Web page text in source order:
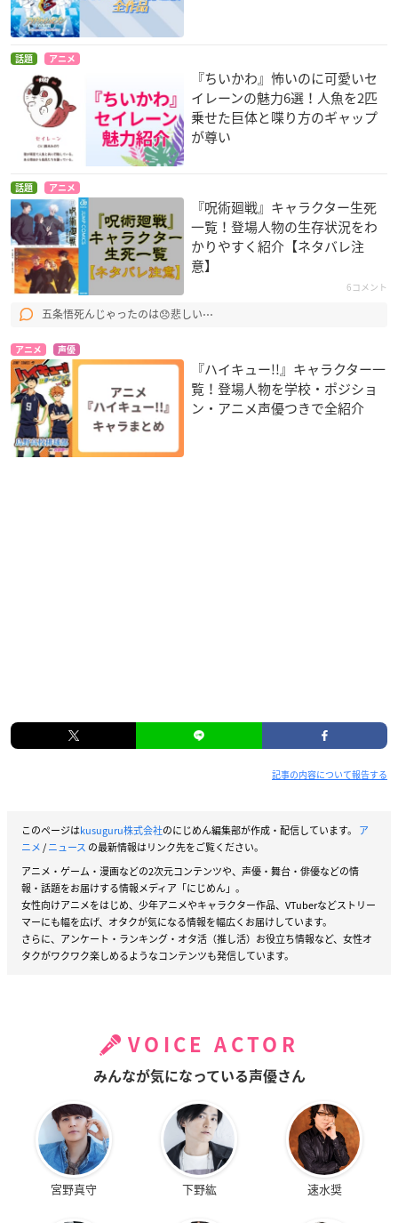
話題 アニメ
『ちいかわ』怖いのに可愛いセ
イレーンの魅力6選！人魚を2匹
乗せた巨体と喋り方のギャップ
が尊い
話題 アニメ
『呪術廻戦』キャラクター生死
一覧！登場人物の生存状況をわ
かりやすく紹介【ネタバレ注
意】
6コメント
五条悟死んじゃったのは😞悲しい⋯
アニメ 声優
『ハイキュー!!』キャラクター一
覧！登場人物を学校・ポジショ
ン・アニメ声優つきで全紹介
記事の内容について報告する
このページはkusuguru株式会社のにじめん編集部が作成・配信しています。 ア
ニメ/ニュース の最新情報はリンク先をご覧ください。
アニメ・ゲーム・漫画などの2次元コンテンツや、声優・舞台・俳優などの情
報・話題をお届けする情報メディア「にじめん」。
女性向けアニメをはじめ、少年アニメやキャラクター作品、VTuberなどストリー
マーにも幅を広げ、オタクが気になる情報を幅広くお届けしています。
さらに、アンケート・ランキング・オタ活（推し活）お役立ち情報など、女性オ
タクがワクワク楽しめるようなコンテンツも発信しています。
VOICE ACTOR
みんなが気になっている声優さん
宮野真守 下野紘 速水奨